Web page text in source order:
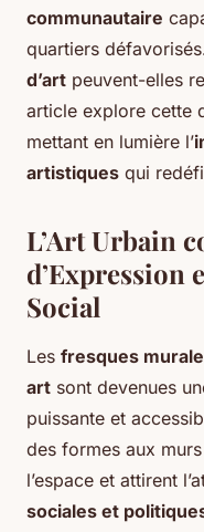
communautaire
quartiers
d’art peuvent-elles
article explore cette
mettant en lumière l’
artistiques qui
L’Art Urbain
d’Expression
Social
Les fresques
art sont devenues
puissante et
des formes aux
l’espace et attirent
sociales et